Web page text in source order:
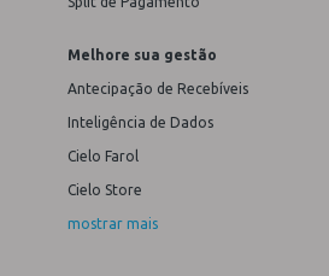
Melhore sua gestão
Antecipação de Recebíveis
Inteligência de Dados
Cielo Farol
Cielo Store
mostrar mais